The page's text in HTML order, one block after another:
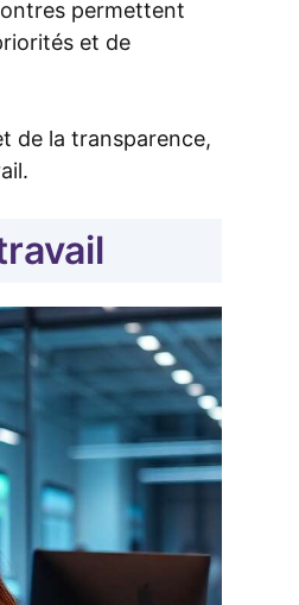
permettent
et de
de la transparence,